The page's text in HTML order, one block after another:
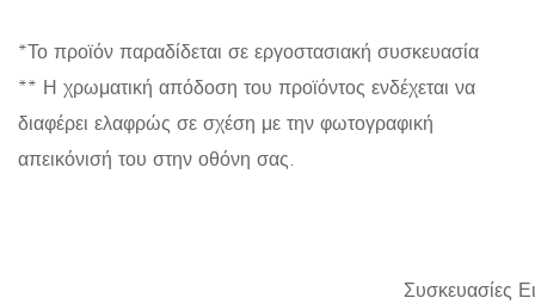
*Το προϊόν παραδίδεται σε εργοστασιακή συσκευασία
** Η χρωματική απόδοση του προϊόντος ενδέχεται να
διαφέρει ελαφρώς σε σχέση με την φωτογραφική
απεικόνισή του στην οθόνη σας.
Συσκευασίες